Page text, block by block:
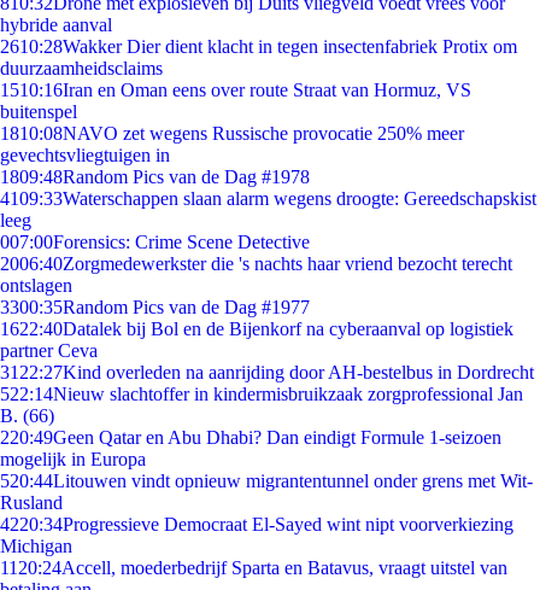
hybride aanval
2610:28Wakker Dier dient klacht in tegen insectenfabriek Protix om
duurzaamheidsclaims
1510:16Iran en Oman eens over route Straat van Hormuz, VS
buitenspel
1810:08NAVO zet wegens Russische provocatie 250% meer
gevechtsvliegtuigen in
1809:48Random Pics van de Dag #1978
4109:33Waterschappen slaan alarm wegens droogte: Gereedschapskist
leeg
007:00Forensics: Crime Scene Detective
2006:40Zorgmedewerkster die 's nachts haar vriend bezocht terecht
ontslagen
3300:35Random Pics van de Dag #1977
1622:40Datalek bij Bol en de Bijenkorf na cyberaanval op logistiek
partner Ceva
31 22:27Kind overleden na aanrijding door AH-bestelbus in Dordrecht
522:14Nieuw slachtoffer in kindermisbruikzaak zorgprofessional Jan
B. (66)
220:49Geen Qatar en Abu Dhabi? Dan eindigt Formule 1-seizoen
mogelijk in Europa
520:44Litouwen vindt opnieuw migrantentunnel onder grens met Wit-
Rusland
4220:34Progressieve Democraat El-Sayed wint nipt voorverkiezing
Michigan
11 20:24Accell, moederbedrijf Sparta en Batavus, vraagt uitstel van